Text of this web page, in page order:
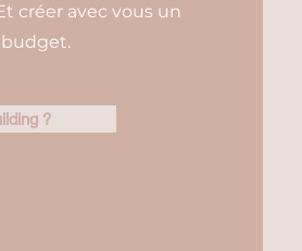
créer avec vous un
?